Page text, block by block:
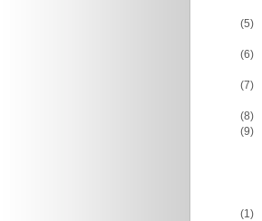
(5)
(6)
(7)
(8)
(9)
(1)